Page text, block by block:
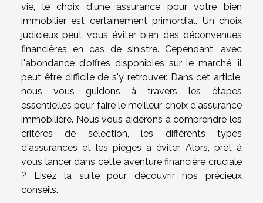
vie, le choix d'une assurance pour votre bien
immobilier est certainement primordial. Un choix
judicieux peut vous éviter bien des déconvenues
financières en cas de sinistre. Cependant, avec
l'abondance d'offres disponibles sur le marché, il
peut être difficile de s'y retrouver. Dans cet article,
nous vous guidons à travers les étapes
essentielles pour faire le meilleur choix d'assurance
immobilière. Nous vous aiderons à comprendre les
critères de sélection, les différents types
d'assurances et les pièges à éviter. Alors, prêt à
vous lancer dans cette aventure financière cruciale
? Lisez la suite pour découvrir nos précieux
conseils.